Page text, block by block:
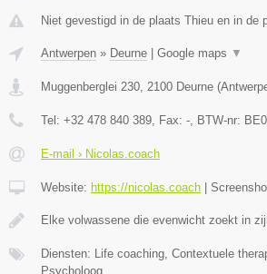
Niet gevestigd in de plaats Thieu en in de
Antwerpen » Deurne Google maps ▼
Muggenberglei 230, 2100 Deurne (
Tel: +32 478 840 389, Fax: -, BTW-nr:
E-mail › Nicolas.coach
Website: https://nicolas.coach
Elke volwassene die evenwicht zoekt in
Diensten: Life coaching, Contextuele
Psycholoog